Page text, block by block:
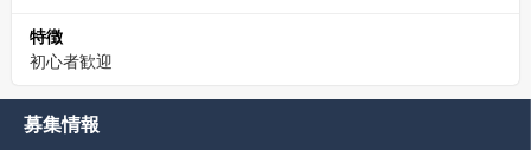
特徴
初心者歓迎
募集情報